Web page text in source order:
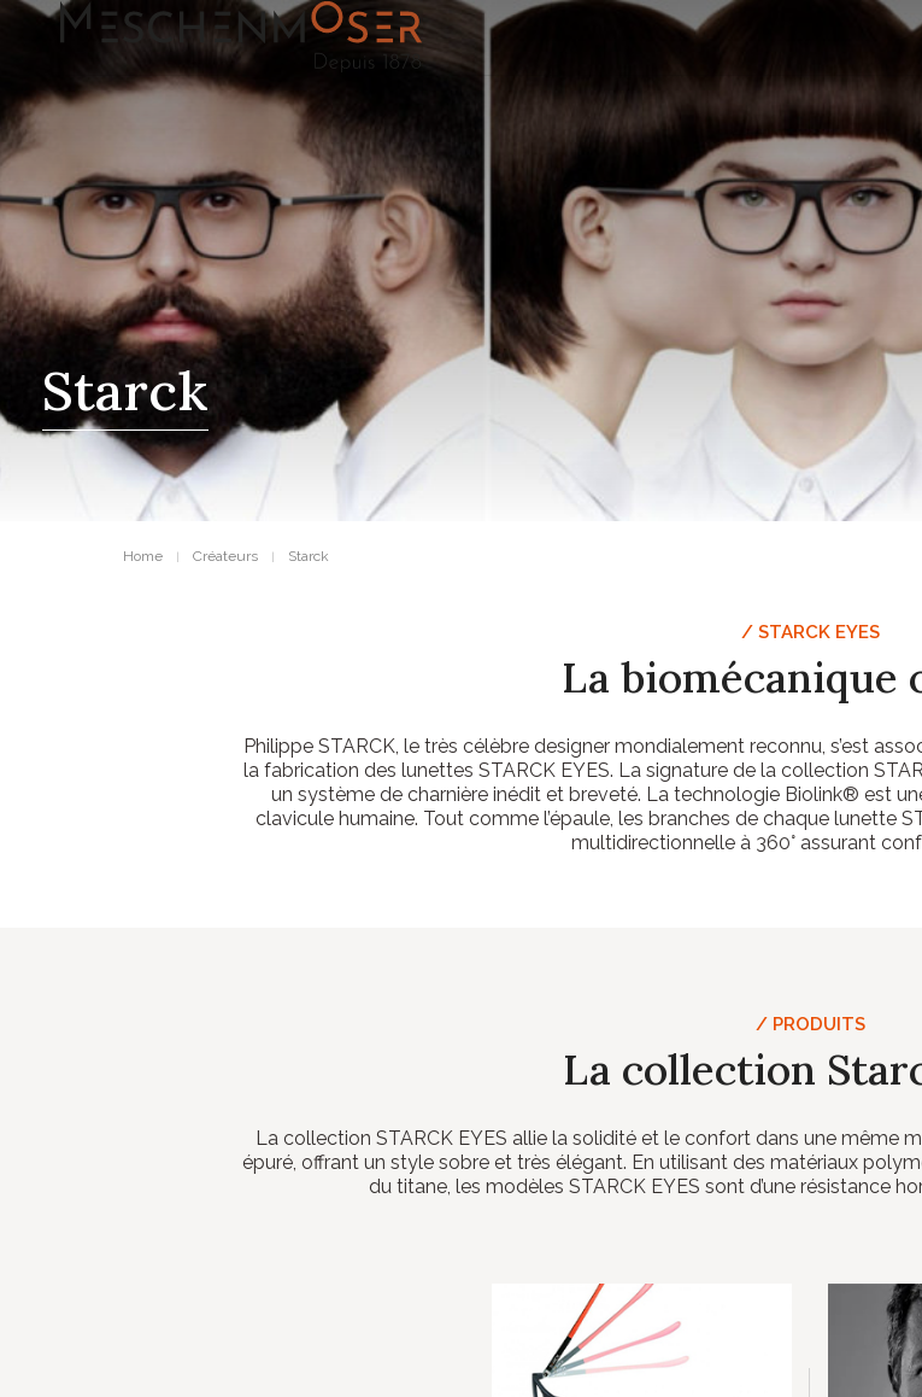
Starck
Home Créateurs Starck
/ STARCK EYES
La biomécanique
Philippe STARCK, le très célèbre designer mondialement reconnu, s’est
la fabrication des lunettes STARCK EYES. La signature de la collection
un système de charnière inédit et breveté. La technologie Biolink® est
clavicule humaine. Tout comme l’épaule, les branches de chaque lunette
multidirectionnelle à 360° assurant
/ PRODUITS
La collection
La collection STARCK EYES allie la solidité et le confort dans une même
épuré, offrant un style sobre et très élégant. En utilisant des matériaux
du titane, les modèles STARCK EYES sont d’une résistance